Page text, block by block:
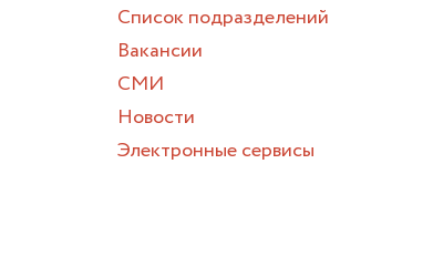
Список подразделений
Вакансии
СМИ
Новости
Электронные сервисы